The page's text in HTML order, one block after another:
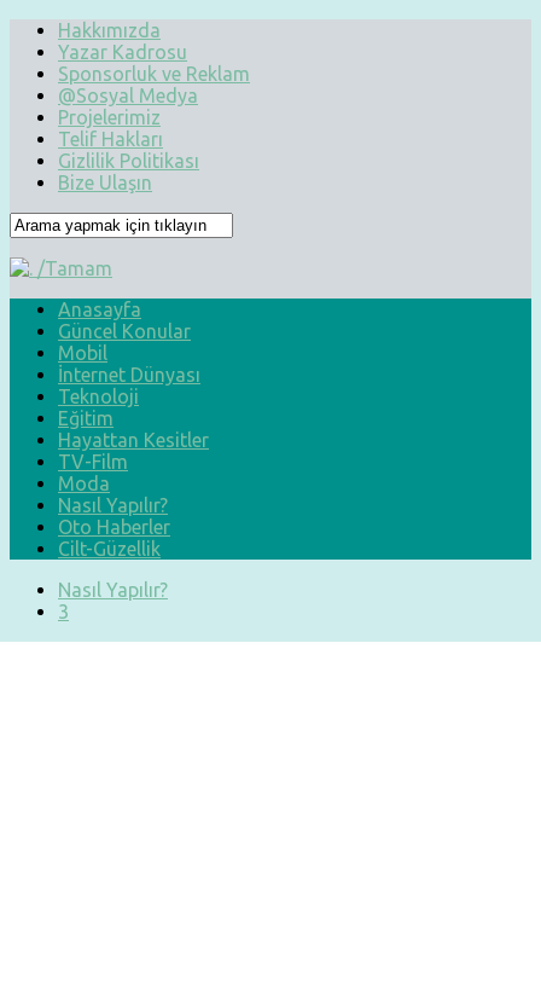
Hakkımızda
Yazar Kadrosu
Sponsorluk ve Reklam
@Sosyal Medya
Projelerimiz
Telif Hakları
Gizlilik Politikası
Bize Ulaşın
Anasayfa
Güncel Konular
Mobil
İnternet Dünyası
Teknoloji
Eğitim
Hayattan Kesitler
TV-Film
Moda
Nasıl Yapılır?
Oto Haberler
Cilt-Güzellik
Nasıl Yapılır?
3